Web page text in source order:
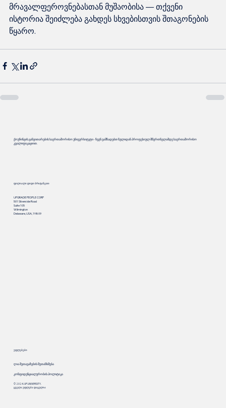
მრავალფეროვნებასთან მუშაობისა — თქვენი
ისტორია შეიძლება გახდეს სხვებისთვის შთაგონების
ქოუჩინგის განვითარების საერთაშორისო უნივერსიტეტი - ჩვენ ვამზადებთ ნულიდან პროფესიულ მწვრთნელამდე საერთაშორისო
კვალიფიკაციით.
ფილიალი დიდი ბრიტანეთი
UPGRADE PEOPLE CORP
501 Silverside Road
Suite 105
Wilmington
Delaware, USA, 19809
უფლებები
ღია შეთავაზების შეთანხმება
კონფიდენციალურობის პოლიტიკა
© 2024. UP.UNIVERSITY.
ყველა უფლება დაცულია